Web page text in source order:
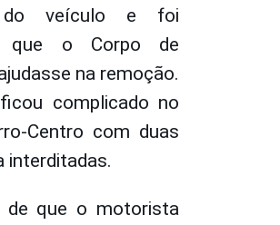
do veículo e foi
que o Corpo de
na remoção.
complicado no
Centro com duas
interditadas.
de que o motorista